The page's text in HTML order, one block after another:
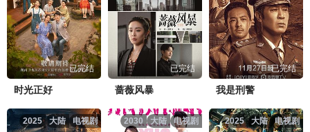
已完结
时光正好
已完结
蔷薇风暴
已完结
我是刑警
电视剧
大陆
2025 电视剧
大陆
2030 电视剧
大陆
2025